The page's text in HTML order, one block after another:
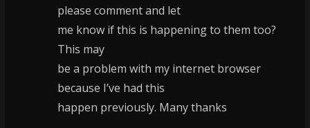
please comment and let
me know if this is happening to them too?
This may
be a problem with my internet browser
because I’ve had this
happen previously. Many thanks